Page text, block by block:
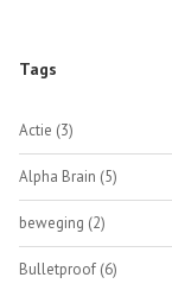
Tags
Actie (3)
Alpha Brain (5)
beweging (2)
Bulletproof (6)